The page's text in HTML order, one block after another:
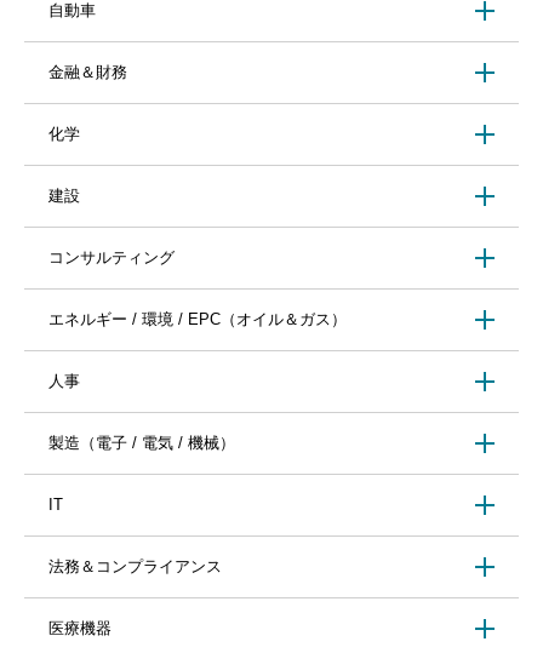
自動車
金融＆財務
化学
建設
コンサルティング
エネルギー / 環境 / EPC（オイル＆ガス）
人事
製造（電子 / 電気 / 機械）
IT
法務＆コンプライアンス
医療機器